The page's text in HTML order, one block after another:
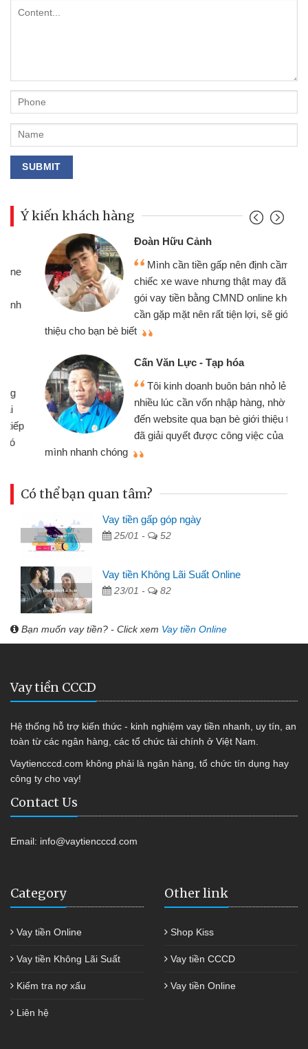
Ý kiến khách hàng
Đoàn Hữu Cảnh
Mình cần tiền gấp nên định cầm cố
chiếc xe wave nhưng thật may đã có
gói vay tiền bằng CMND online không
cần gặp mặt nên rất tiện lợi, sẽ giới
thiệu cho bạn bè biết
Cấn Văn Lực - Tạp hóa
Tôi kinh doanh buôn bán nhỏ lẻ
nhiều lúc cần vốn nhập hàng, nhờ biết
đến website qua bạn bè giới thiệu tôi
đã giải quyết được công việc của
mình nhanh chóng
Có thể bạn quan tâm?
Vay tiền gấp góp ngày
25/01 - 52
Vay tiền Không Lãi Suất Online
23/01 - 82
Bạn muốn vay tiền? - Click xem Vay tiền Online
Vay tiền CCCD
Hệ thống hỗ trợ kiến thức - kinh nghiệm vay tiền nhanh, uy tín, an
toàn từ các ngân hàng, các tổ chức tài chính ở Việt Nam.
Vaytiencccd.com không phải là ngân hàng, tổ chức tín dụng hay
công ty cho vay!
Contact Us
Email: info@vaytiencccd.com
Category
Vay tiền Online
Vay tiền Không Lãi Suất
Kiểm tra nợ xấu
Liên hệ
Other link
Shop Kiss
Vay tiền CCCD
Vay tiền Online